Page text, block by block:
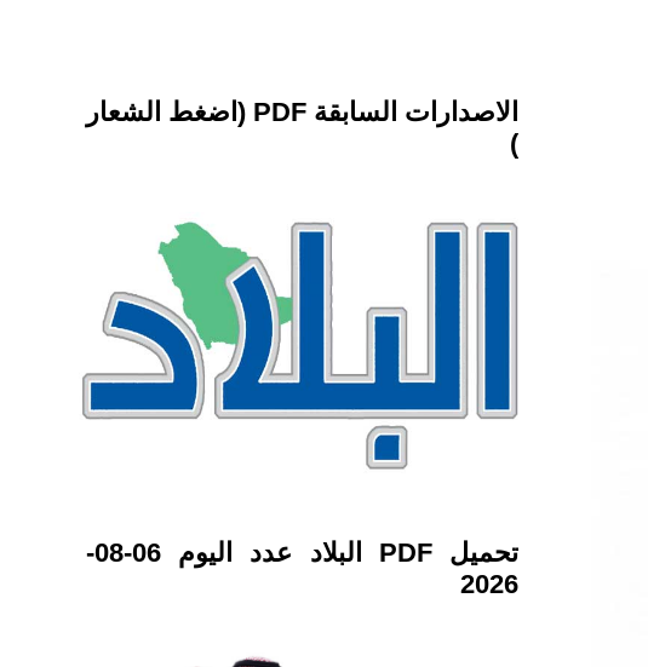
الاصدارات السابقة PDF (اضغط الشعار
)
تحميل PDF البلاد عدد اليوم 06-08-
2026